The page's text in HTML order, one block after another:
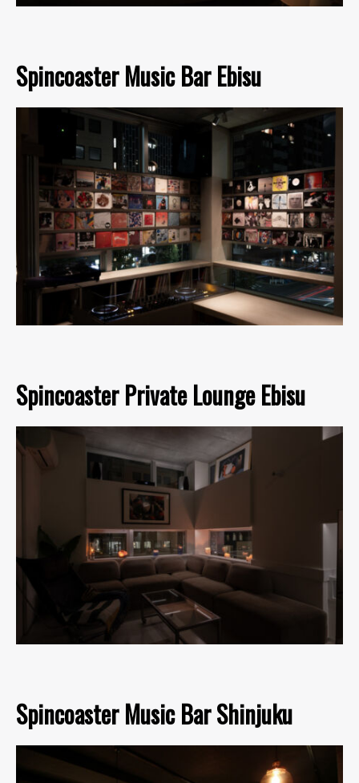
Spincoaster Music Bar Ebisu
Spincoaster Private Lounge Ebisu
Spincoaster Music Bar Shinjuku